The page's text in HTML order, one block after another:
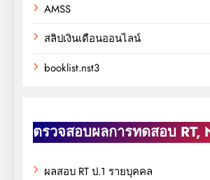
AMSS
สลิปเงินเดือนออนไลน์
booklist.nst3
ตรวจสอบผลการทดสอบ RT,
ผลสอบ RT ป.1 รายบุคคล